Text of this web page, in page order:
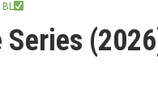
Series